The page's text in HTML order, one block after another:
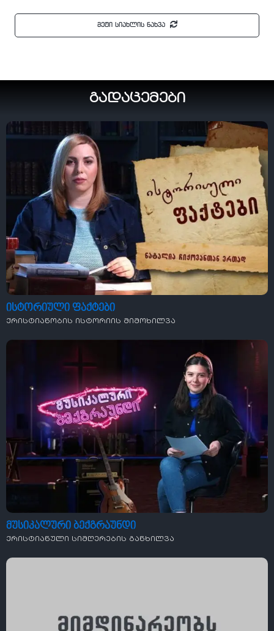
მეტი სიახლის ნახვა
გადაცემები
ისტორიული ფაქტები
ქრისტიანობის ისტორიის მიმოხილვა
მუსიკალური ბექგრაუნდი
ქრისტიანული სიმღერების განხილვა